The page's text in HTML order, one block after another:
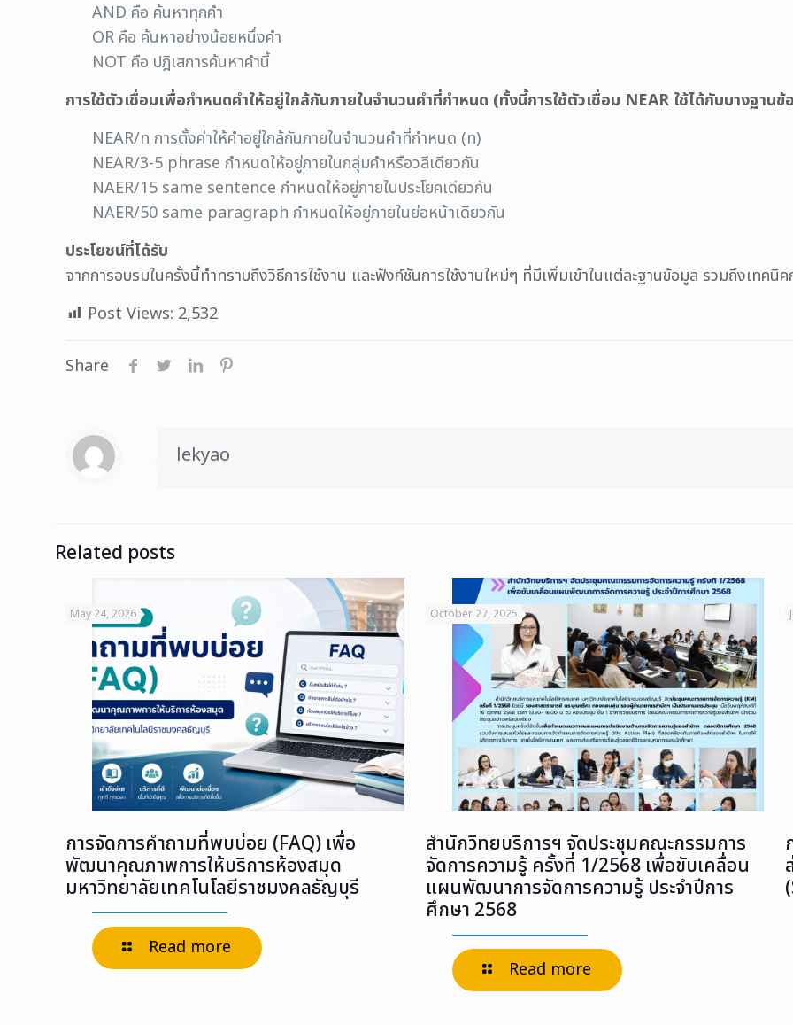
AND คือ ค้นหาทุกคำ
OR คือ ค้นหาอย่างน้อยหนึ่งคำ
NOT คือ ปฎิเสการค้นหาคำนี้
การใช้ตัวเชื่อมเพื่อกำหนดคำให้อยู่ใกล้กันภายในจำนวนคำที่กำหนด (ทั้งนี้การใช้ตัวเชื่อม NEAR ใช้ได้กับบางฐานข้
NEAR/n การตั้งค่าให้คำอยู่ใกล้กันภายในจำนวนคำที่กำหนด (n)
NEAR/3-5 phrase กำหนดให้อยู่ภายในกลุ่มคำหรือวลีเดียวกัน
NAER/15 same sentence กำหนดให้อยู่ภายในประโยคเดียวกัน
NAER/50 same paragraph กำหนดให้อยู่ภายในย่อหน้าเดียวกัน
ประโยชน์ที่ได้รับ
จากการอบรมในครั้งนี้ทำทราบถึงวิธีการใช้งาน และฟังก์ชันการใช้งานใหม่ๆ ที่มีเพิ่มเข้าในแต่ละฐานข้อมูล รวมถึงเทค
Post Views: 2,532
Share
lekyao
Related posts
May 24, 2026
การจัดการคำถามที่พบบ่อย (FAQ) เพื่อ
พัฒนาคุณภาพการให้บริการห้องสมุด
มหาวิทยาลัยเทคโนโลยีราชมงคลธัญบุรี
Read more
October 27, 2025
สำนักวิทยบริการฯ จัดประชุมคณะกรรมการ
จัดการความรู้ ครั้งที่ 1/2568 เพื่อขับเคลื่อน
แผนพัฒนาการจัดการความรู้ ประจำปีการ
ศึกษา 2568
Read more